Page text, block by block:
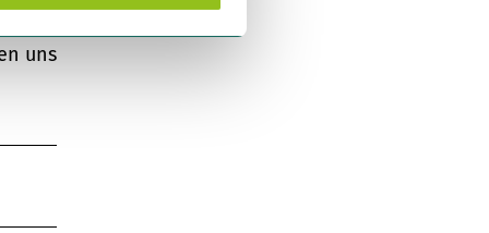
uns